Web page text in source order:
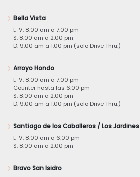
Bella Vista
L-V: 8:00 am a 7:00 pm
S: 8:00 am a 2:00 pm
D: 9:00 am a 1:00 pm (solo Drive Thru.)
Arroyo Hondo
L-V: 8:00 am a 7:00 pm
Counter hasta las 6:00 pm
S: 8:00 am a 2:00 pm
D: 9:00 am a 1:00 pm (solo Drive Thru.)
Santiago de los Caballeros / Los Jardines
L-V: 8:00 am a 6:00 pm
S: 8:00 am a 2:00 pm
Bravo San Isidro